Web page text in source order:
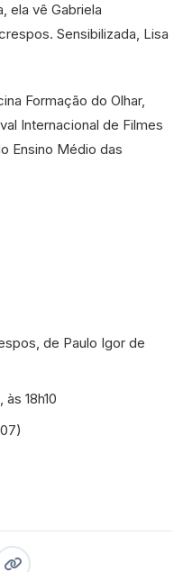
ela vê Gabriela
Sensibilizada, Lisa
Formação do Olhar,
Internacional de Filmes
Ensino Médio das
de Paulo Igor de
18h10